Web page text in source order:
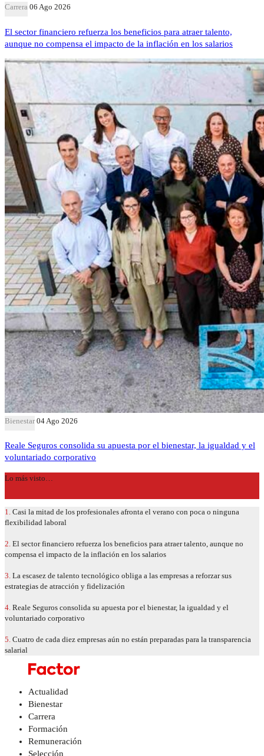
Carrera 06 Ago 2026
El sector financiero refuerza los beneficios para atraer talento,
aunque no compensa el impacto de la inflación en los salarios
Bienestar 04 Ago 2026
Reale Seguros consolida su apuesta por el bienestar, la igualdad y el
voluntariado corporativo
Lo más visto…
1. Casi la mitad de los profesionales afronta el verano con poca o ninguna
flexibilidad laboral
2. El sector financiero refuerza los beneficios para atraer talento, aunque no
compensa el impacto de la inflación en los salarios
3. La escasez de talento tecnológico obliga a las empresas a reforzar sus
estrategias de atracción y fidelización
4. Reale Seguros consolida su apuesta por el bienestar, la igualdad y el
voluntariado corporativo
5. Cuatro de cada diez empresas aún no están preparadas para la transparencia
salarial
Actualidad
Bienestar
Carrera
Formación
Remuneración
Selección